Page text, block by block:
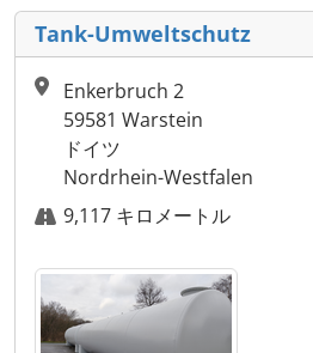
Tank-Umweltschutz
Enkerbruch 2
59581 Warstein
ドイツ
Nordrhein-Westfalen
9,117 キロメートル